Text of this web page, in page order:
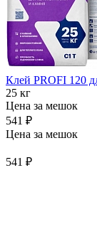
Клей PROFI 120
25 кг
Цена за мешок
541 ₽
Цена за мешок
541 ₽